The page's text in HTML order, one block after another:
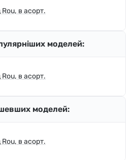
в асорт.
моделей:
в асорт.
моделей:
в асорт.